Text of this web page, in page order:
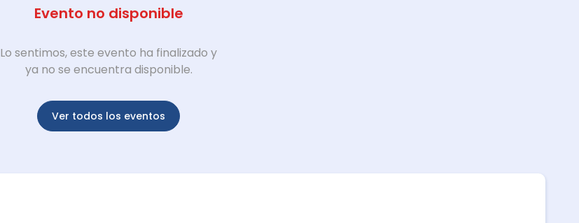
Evento no disponible
Lo sentimos, este evento ha finalizado y
ya no se encuentra disponible.
Ver todos los eventos